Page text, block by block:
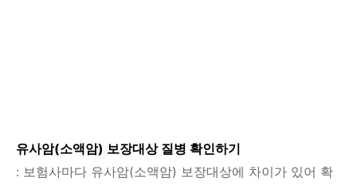
유사암(소액암) 보장대상 질병 확인하기
: 보험사마다 유사암(소액암) 보장대상에 차이가 있어 확